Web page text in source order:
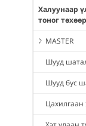
Халуунаар
тоног
MASTER
Шууд
Шууд бус
Цахилгаан